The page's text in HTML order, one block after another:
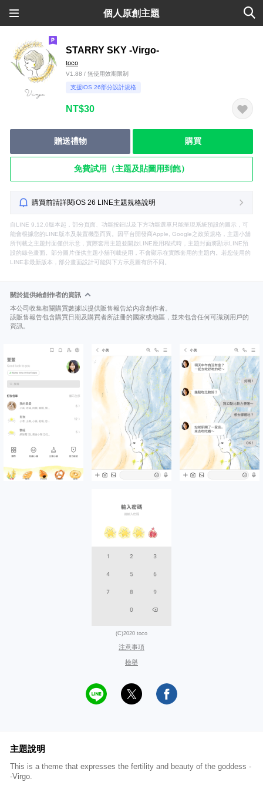
個人原創主題
STARRY SKY -Virgo-
toco
V1.88 / 無使用效期限制
支援iOS 26部分設計規格
NT$30
贈送禮物 購買
免費試用（主題及貼圖用到飽）
購買前請詳閱iOS 26 LINE主題規格說明
自LINE 9.12.0版本起，部分頁面、功能按鈕以及下方功能選單只能呈現系統預設的圖示，可
能會根據您的LINE版本及裝置機型而異。因平台開發商Apple, Google之政策規格，主題小舖
所刊載之主題封面僅供示意，實際套用主題並開啟LINE應用程式時，主題封面將顯示LINE預
設的綠色畫面。部分圖片僅供主題小舖刊載使用，不會顯示在實際套用的主題內。若您使用的
LINE非最新版本，部分畫面設計可能與下方示意圖有所不同。
關於提供給創作者的資訊
本公司收集相關購買數據以提供販售報告給內容創作者。
該販售報告包含購買日期及購買者所註冊的國家或地區，並未包含任何可識別用戶的
資訊。
(C)2020 toco
注意事項
檢舉
主題說明
This is a theme that expresses the fertility and beauty of the goddess -
-Virgo.